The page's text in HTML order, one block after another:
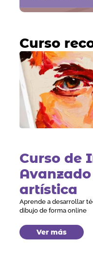
Curso
Curso de
artística
Aprende a desarrollar
dibujo de forma online
Ver más